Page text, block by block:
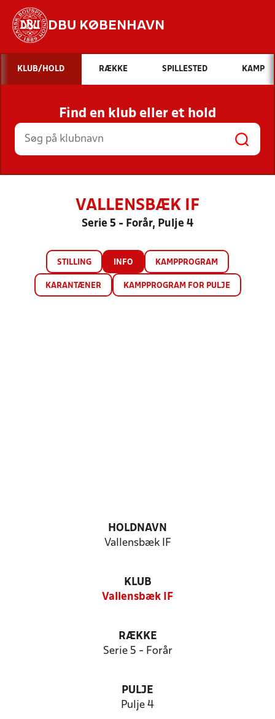
DBU KØBENHAVN
Hvad vil du søge efter?
INDHOLD OG NYHEDER
STILLINGER, RESULTATER, KLUBBER OG
HOLD
KLUB/HOLD RÆKKE SPILLESTED KAMP
Find en klub eller et hold
VALLENSBÆK IF
Serie 5 - Forår, Pulje 4
STILLING INFO KAMPPROGRAM
KARANTÆNER KAMPPROGRAM FOR PULJE
HOLDNAVN
Vallensbæk IF
KLUB
Vallensbæk IF
RÆKKE
Serie 5 - Forår
PULJE
Pulje 4